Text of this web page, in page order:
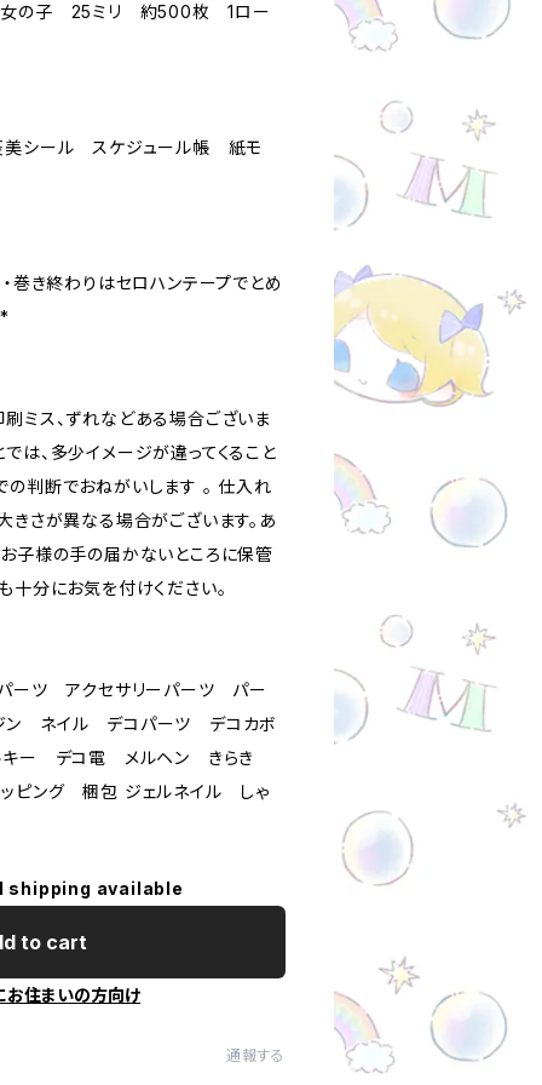
の子 25ミリ 約500枚 1ロー
美シール スケジュール帳 紙モ
巻き終わりはセロハンテープでとめ
ミス、ずれなどある場合ございま
は、多少イメージが違ってくること
の判断でおねがいします 。 仕入れ
きさが異なる場合がございます。あ
子様の手の届かないところに保管
十分にお気を付けください。
パーツ アクセサリーパーツ パー
ネイル デコパーツ デコカボ
キー デコ電 メルヘン きらき
ング 梱包 ジェルネイル しゃ
shipping available
to cart
お住まいの方向け
通報する